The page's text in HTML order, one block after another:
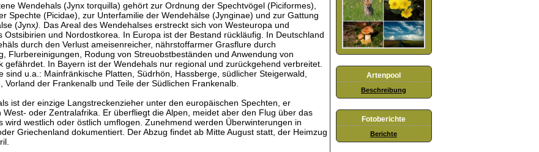
Wendehals (Jynx torquilla) gehört zur Ordnung der Spechtvögel (Piciformes),
Spechte (Picidae), zur Unterfamilie der Wendehälse (Jynginae) und zur Gattung
(Jynx).
Das Areal des Wendehalses erstreckt sich von Westeuropa und
Ostsibirien und Nordostkorea. In Europa ist der Bestand rückläufig. In Deutschland
durch den Verlust ameisenreicher, nährstoffarmer Grasflure durch
Flurbereinigungen, Rodung von Streuobstbeständen und Anwendung von
gefährdet. In Bayern ist der Wendehals nur regional und zurückgehend verbreitet.
sind u.a.: Mainfränkische Platten, Südrhön, Hassberge, südlicher Steigerwald,
Vorland der Frankenalb und Teile der Südlichen Frankenalb.
ist der einzige Langstreckenzieher unter den europäischen Spechten, er
West- oder Zentralafrika. Er überfliegt die Alpen, meidet aber den Flug über das
wird westlich oder östlich umflogen. Zunehmend werden Überwinterungen in
Griechenland dokumentiert. Der Abzug findet ab Mitte August statt, der Heimzug
Artenpool
Beschreibung
Fotoberichte
Berichte